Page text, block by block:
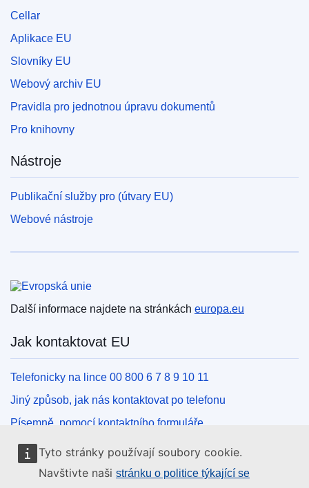
Tyto stránky používají soubory cookie.
Navštivte naši stránku o politice týkající se
Cellar
Aplikace EU
Slovníky EU
Webový archiv EU
Pravidla pro jednotnou úpravu dokumentů
Pro knihovny
Nástroje
Publikační služby pro (útvary EU)
Webové nástroje
Evropská unie
Další informace najdete na stránkách europa.eu
Jak kontaktovat EU
Telefonicky na lince 00 800 6 7 8 9 10 11
Jiný způsob, jak nás kontaktovat po telefonu
Písemně, pomocí kontaktního formuláře
Osobně, v kontaktním místě EU